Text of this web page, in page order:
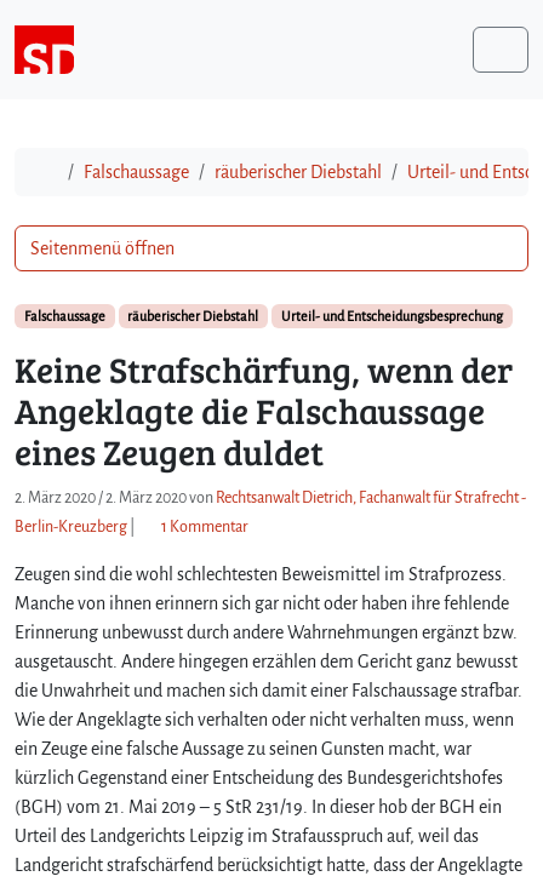
StartFalschaussage räuberischer Diebstahl Urteil- und
Falschaussage räuberischer Diebstahl Urteil- und Entscheidungsbesprechung
Keine Strafschärfung, wenn der
Angeklagte die Falschaussage
eines Zeugen duldet
2. März 2020 /2. März 2020von Rechtsanwalt Dietrich, Fachanwalt für Strafrecht -
Berlin-Kreuzberg
1 Kommentarz
K
e
S
t
r
a
f
s
Zeugen sind die wohl schlechtesten Beweismittel im Strafprozess.
Manche von ihnen erinnern sich gar nicht oder haben ihre fehlende
Erinnerung unbewusst durch andere Wahrnehmungen ergänzt bzw.
ausgetauscht. Andere hingegen erzählen dem Gericht ganz bewusst
die Unwahrheit und machen sich damit einer Falschaussage strafbar.
Wie der Angeklagte sich verhalten oder nicht verhalten muss, wenn
ein Zeuge eine falsche Aussage zu seinen Gunsten macht, war
kürzlich Gegenstand einer Entscheidung des Bundesgerichtshofes
(BGH) vom 21. Mai 2019 – 5 StR 231/19. In dieser hob der BGH ein
Urteil des Landgerichts Leipzig im Strafausspruch auf, weil das
Landgericht strafschärfend berücksichtigt hatte, dass der Angeklagte
Seitenmenü öffnen